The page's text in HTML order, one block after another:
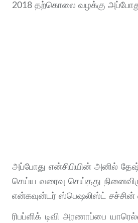
2018 தற்கொலை வழக்கு அப்போது
அப்போது என்சிபியின் அனில்
செய்ய வரைவு செய்தது
என்கவுன்டர் ஸ்பெஷலிஸ்ட் சச்சின்
ரிபப்ளிக் டிவி அரணாப்பை